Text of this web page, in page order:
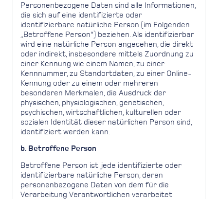
Personenbezogene Daten sind alle Informationen,
die sich auf eine identifizierte oder
identifizierbare natürliche Person (im Folgenden
„Betroffene Person“) beziehen. Als identifizierbar
wird eine natürliche Person angesehen, die direkt
oder indirekt, insbesondere mittels Zuordnung zu
einer Kennung wie einem Namen, zu einer
Kennnummer, zu Standortdaten, zu einer Online-
Kennung oder zu einem oder mehreren
besonderen Merkmalen, die Ausdruck der
physischen, physiologischen, genetischen,
psychischen, wirtschaftlichen, kulturellen oder
sozialen Identität dieser natürlichen Person sind,
identifiziert werden kann.
b. Betroffene Person
Betroffene Person ist jede identifizierte oder
identifizierbare natürliche Person, deren
personenbezogene Daten von dem für die
Verarbeitung Verantwortlichen verarbeitet